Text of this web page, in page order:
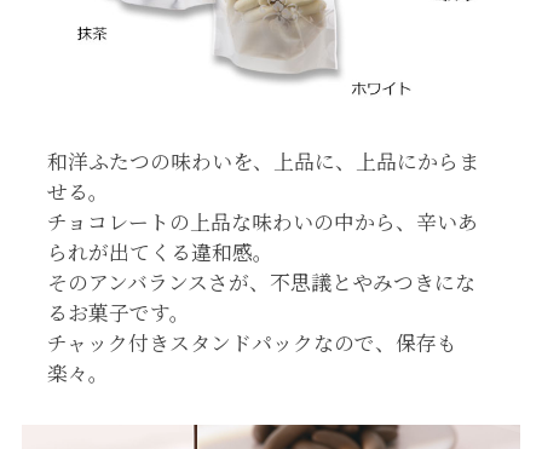
和洋ふたつの味わいを、上品に、上品にからま
せる。
チョコレートの上品な味わいの中から、辛いあ
られが出てくる違和感。
そのアンバランスさが、不思議とやみつきにな
るお菓子です。
チャック付きスタンドパックなので、保存も
楽々。